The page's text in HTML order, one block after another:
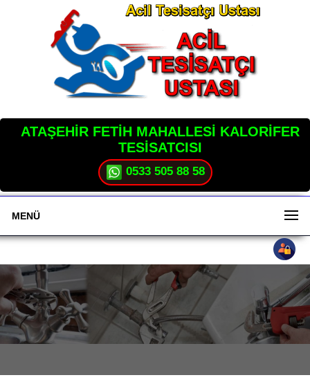
ATAŞEHİR FETİH MAHALLESİ KALORİFER
TESİSATCISI
0533 505 88 58
MENÜ